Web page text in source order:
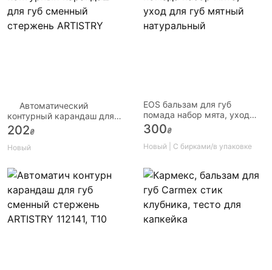
Автоматический
контурный карандаш для
губ сменный стержень
ARTISTRY
202₴
Новый
EOS бальзам для губ
помада набор мята, уход
для губ мятный
натуральный
300₴
Новый | С бирками/в упаковке